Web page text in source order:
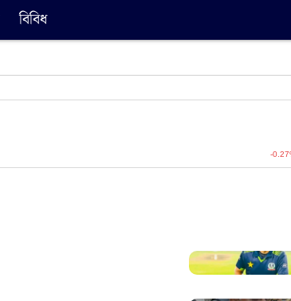
বিবিধ